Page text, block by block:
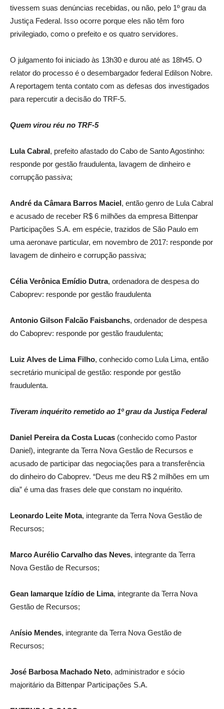
tivessem suas denúncias recebidas, ou não, pelo 1º grau da
Justiça Federal. Isso ocorre porque eles não têm foro
privilegiado, como o prefeito e os quatro servidores.
O julgamento foi iniciado às 13h30 e durou até as 18h45. O
relator do processo é o desembargador federal Edilson Nobre.
A reportagem tenta contato com as defesas dos investigados
para repercutir a decisão do TRF-5.
Quem virou réu no TRF-5
Lula Cabral, prefeito afastado do Cabo de Santo Agostinho:
responde por gestão fraudulenta, lavagem de dinheiro e
corrupção passiva;
André da Câmara Barros Maciel, então genro de Lula Cabral
e acusado de receber R$ 6 milhões da empresa Bittenpar
Participações S.A. em espécie, trazidos de São Paulo em
uma aeronave particular, em novembro de 2017: responde por
lavagem de dinheiro e corrupção passiva;
Célia Verônica Emídio Dutra, ordenadora de despesa do
Caboprev: responde por gestão fraudulenta
Antonio Gilson Falcão Faisbanchs, ordenador de despesa
do Caboprev: responde por gestão fraudulenta;
Luiz Alves de Lima Filho, conhecido como Lula Lima, então
secretário municipal de gestão: responde por gestão
fraudulenta.
Tiveram inquérito remetido ao 1º grau da Justiça Federal
Daniel Pereira da Costa Lucas (conhecido como Pastor
Daniel), integrante da Terra Nova Gestão de Recursos e
acusado de participar das negociações para a transferência
do dinheiro do Caboprev. “Deus me deu R$ 2 milhões em um
dia” é uma das frases dele que constam no inquérito.
Leonardo Leite Mota, integrante da Terra Nova Gestão de
Recursos;
Marco Aurélio Carvalho das Neves, integrante da Terra
Nova Gestão de Recursos;
Gean Iamarque Izídio de Lima, integrante da Terra Nova
Gestão de Recursos;
Anísio Mendes, integrante da Terra Nova Gestão de
Recursos;
José Barbosa Machado Neto, administrador e sócio
majoritário da Bittenpar Participações S.A.